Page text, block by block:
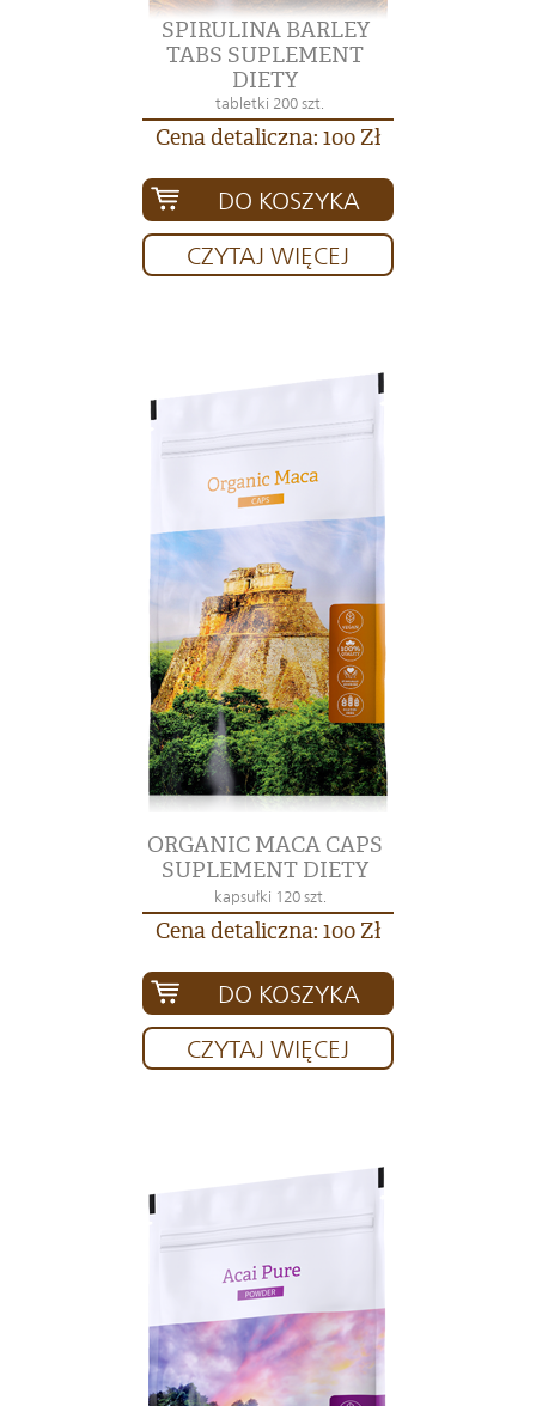
SPIRULINA BARLEY
TABS SUPLEMENT
DIETY
tabletki 200 szt.
Cena detaliczna: 100 Zł
DO KOSZYKA
CZYTAJ WIĘCEJ
ORGANIC MACA CAPS
SUPLEMENT DIETY
kapsułki 120 szt.
Cena detaliczna: 100 Zł
DO KOSZYKA
CZYTAJ WIĘCEJ